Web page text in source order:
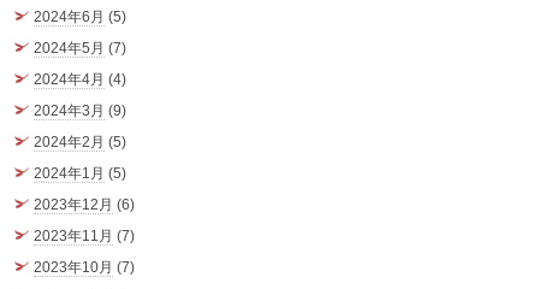
2024年6月 (5)
2024年5月 (7)
2024年4月 (4)
2024年3月 (9)
2024年2月 (5)
2024年1月 (5)
2023年12月 (6)
2023年11月 (7)
2023年10月 (7)